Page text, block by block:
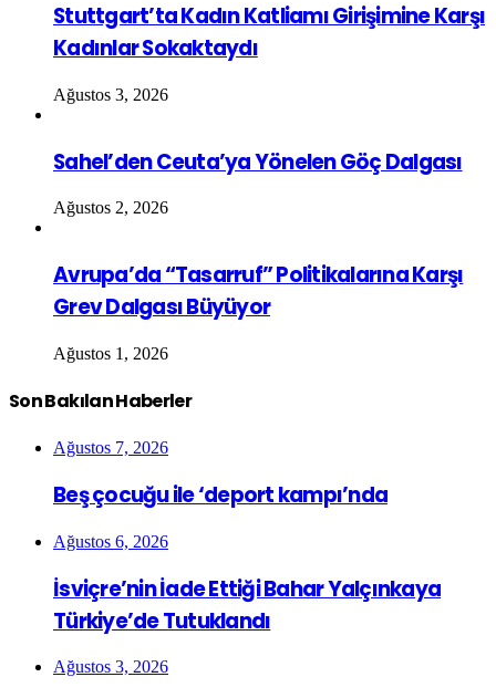
Stuttgart’ta Kadın Katliamı Girişimine Karşı
Kadınlar Sokaktaydı
Ağustos 3, 2026
Sahel’den Ceuta’ya Yönelen Göç Dalgası
Ağustos 2, 2026
Avrupa’da “Tasarruf” Politikalarına Karşı
Grev Dalgası Büyüyor
Ağustos 1, 2026
Son Bakılan Haberler
Ağustos 7, 2026
Beş çocuğu ile ‘deport kampı’nda
Ağustos 6, 2026
İsviçre’nin İade Ettiği Bahar Yalçınkaya
Türkiye’de Tutuklandı
Ağustos 3, 2026